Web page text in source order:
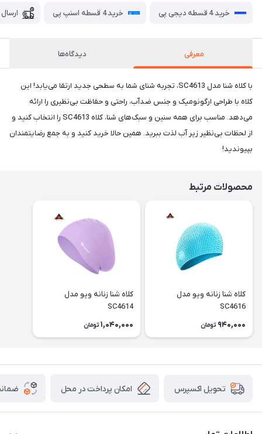
خرید 4 قسطه دیجی پی خرید 4 قسطه اسنپ پی
معرفی دیدگاه‌ها
با کلاه شنا مدل SC4613، تجربه شنای شما به سطحی جدید ارتقا می‌یابد! این
کلاه با طراحی ارگونومیک و جنس ضدآب، راحتی و حفاظت بی‌نظیری را ارائه
می‌دهد. مناسب برای همه سنین و سبک‌های شنا، کلاه SC4613 را انتخاب کنید و
از لحظات بی‌نظیر زیر آب لذت ببرید. همین حالا خرید کنید و به جمع رضایتمندان
بپیوندید!
محصولات مرتبط
کلاه شنا زنانه ویو مدل
SC4616
940,000 تومان
کلاه شنا زنانه ویو مدل
SC4614
1,040,000 تومان
تحویل اکسپرس امکان پرداخت در محل